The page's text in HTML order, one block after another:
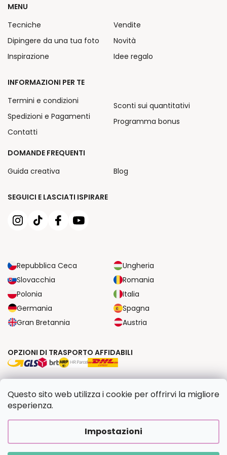
Questo sito web utilizza i cookie per offrirvi la migliore
esperienza.
Impostazioni
SEGUICI E LASCIATI ISPIRARE
Repubblica Ceca
Ungheria
Slovacchia
Romania
Polonia
Italia
Germania
Spagna
Gran Bretannia
Austria
MENU
Tecniche
Dipingere da una tua foto
Inspirazione
Vendite
Novità
Idee regalo
INFORMAZIONI PER TE
Termini e condizioni
Spedizioni e Pagamenti
Contatti
Sconti sui quantitativi
Programma bonus
DOMANDE FREQUENTI
Guida creativa
Blog
OPZIONI DI TRASPORTO AFFIDABILI
Creato da Shoptet Premium|UpraviloFV STUDIO
Copyright 2026Dipingilo.it. Tutti i diritti riservati.